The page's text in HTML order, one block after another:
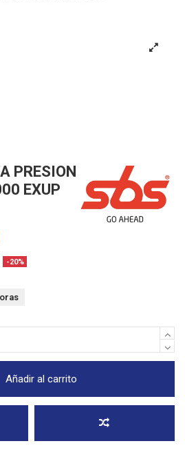
PRESION
EXUP
-20%
Añadir al carrito